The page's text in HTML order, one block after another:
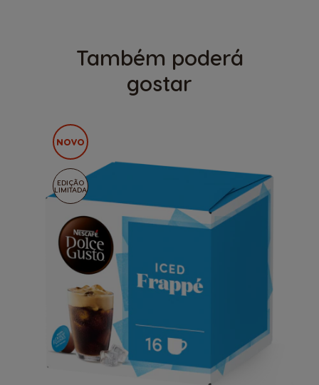
Também poderá
gostar
NOVO
EDIÇÃO
LIMITADA